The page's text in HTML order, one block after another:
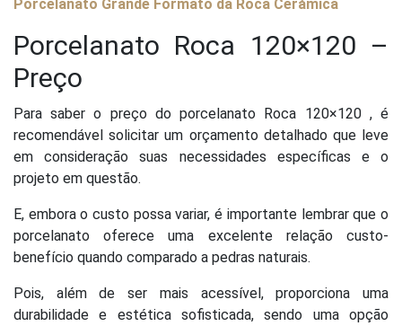
Porcelanato Grande Formato da Roca Cerámica
Porcelanato Roca 120×120 –
Preço
Para saber o preço do porcelanato Roca 120×120 , é
recomendável solicitar um orçamento detalhado que leve
em consideração suas necessidades específicas e o
projeto em questão.
E, embora o custo possa variar, é importante lembrar que o
porcelanato oferece uma excelente relação custo-
benefício quando comparado a pedras naturais.
Pois, além de ser mais acessível, proporciona uma
durabilidade e estética sofisticada, sendo uma opção